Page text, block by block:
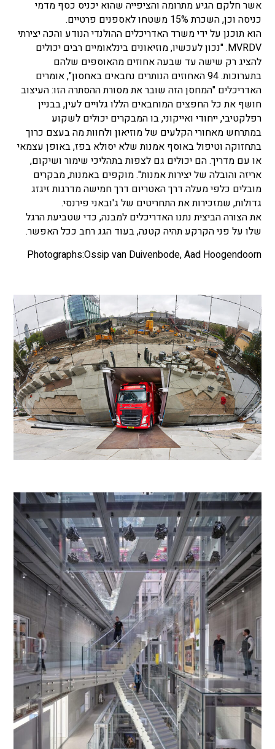
אשר חלקם הגיע מתרומה והציפייה שהוא יכניס כסף מדמי
כניסה וכן, השכרת 15% משטחו לאספנים פרטיים.
הוא תוכנן על ידי משרד האדריכלים ההולנדי הנודע והכה יצירתי
MVRDV. "נכון לעכשיו, מוזיאונים בינלאומיים רבים יכולים
להציג רק שישה עד שבעה אחוזים מהאוספים שלהם
בתערוכות. 94 האחוזים הנותרים נחבאים באחסון", אומרים
האדריכלים "המחסן הזה שובר את מסורת ההסתרה הזו: העיצוב
חושף את כל החפצים המוחבאים הללו גלויים לעין, בבניין
רפלקטיבי, ייחודי ואייקוני, בו המבקרים יכולים לשקוע
במתרחש מאחורי הקלעים של מוזיאון ולחוות מה בעצם כרוך
בתחזוקה וטיפול באוסף אמנות שלא יסולא בפז, באופן עצמאי
או עם מדריך. הם יכולים גם לצפות בתהליכי שימור ושיקום,
אריזה והובלה של יצירות אמנות". מוקפים באמנות, מבקרים
מובלים כלפי מעלה דרך האטריום דרך חמישה מדרגות זיגזג
גדולות, שמזכירות את התחריטים של ג'ובאני פירנסי.
את הצורה הביצית נתנו האדריכלים למבנה, כדי שטביעת הרגל
שלו על פני הקרקע תהיה קטנה, בעוד הגג רחב ככל האפשר.
Photographs:Ossip van Duivenbode, Aad Hoogendoorn